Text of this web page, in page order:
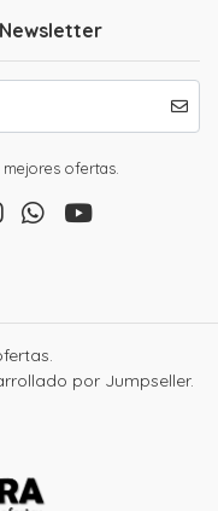
ofertas.
por Jumpseller.